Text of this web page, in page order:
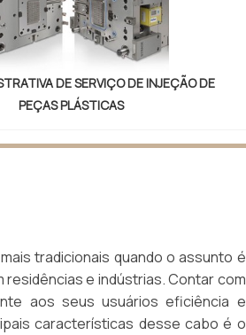
DE SERVIÇO DE INJEÇÃO DE
PEÇAS PLÁSTICAS
tradicionais quando o assunto é
e indústrias. Contar com
aos seus usuários eficiência e
características desse cabo é o